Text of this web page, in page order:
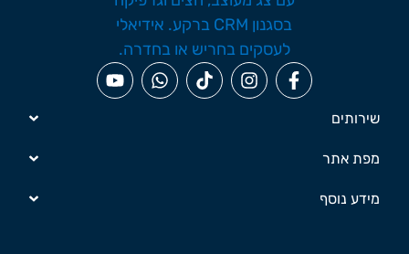
שירותים
מפת אתר
מידע נוסף